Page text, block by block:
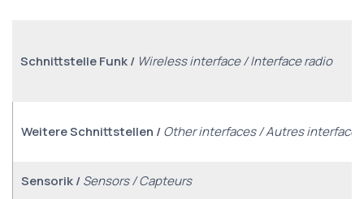
Schnittstelle Funk / Wireless interface / Interface radio
Weitere Schnittstellen /Other interfaces / Autres interfaces
Sensorik /Sensors / Capteurs